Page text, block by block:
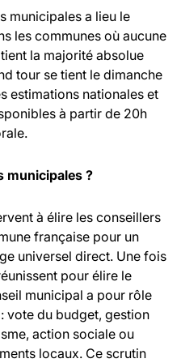
municipales a lieu le
les communes où aucune
la majorité absolue
tour se tient le dimanche
estimations nationales et
à partir de 20h
municipales ?
à élire les conseillers
française pour un
universel direct. Une fois
pour élire le
municipal a pour rôle
vote du budget, gestion
action sociale ou
locaux. Ce scrutin